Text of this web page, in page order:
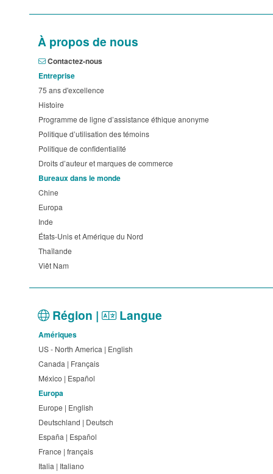
À propos de nous
Contactez-nous
Entreprise
75 ans d'excellence
Histoire
Programme de ligne d’assistance éthique anonyme
Politique d’utilisation des témoins
Politique de confidentialité
Droits d’auteur et marques de commerce
Bureaux dans le monde
Chine
Europa
Inde
États-Unis et Amérique du Nord
Thaïlande
Viêt Nam
Région | Langue
Amériques
US - North America | English
Canada | Français
México | Español
Europa
Europe | English
Deutschland | Deutsch
España | Español
France | français
Italia | Italiano